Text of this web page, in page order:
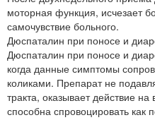
моторная функция, исчезает
самочувствие больного.
Дюспаталин при поносе и
Дюспаталин при поносе и
когда данные симптомы
коликами. Препарат не
тракта, оказывает действие
способна спровоцировать как